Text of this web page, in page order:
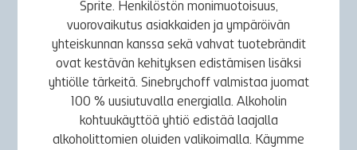
Sprite. Henkilöstön monimuotoisuus,
vuorovaikutus asiakkaiden ja ympäröivän
yhteiskunnan kanssa sekä vahvat tuotebrändit
ovat kestävän kehityksen edistämisen lisäksi
yhtiölle tärkeitä. Sinebrychoff valmistaa juomat
100 % uusiutuvalla energialla. Alkoholin
kohtuukäyttöä yhtiö edistää laajalla
alkoholittomien oluiden valikoimalla. Käymme